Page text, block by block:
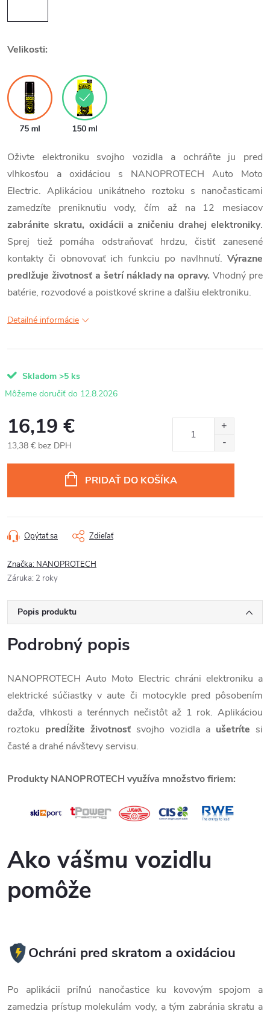
Velikosti:
Oživte elektroniku svojho vozidla a ochráňte ju pred
vlhkosťou a oxidáciou s NANOPROTECH Auto Moto
Electric. Aplikáciou unikátneho roztoku s nanočasticami
zamedzíte preniknutiu vody, čím až na 12 mesiacov
zabránite skratu, oxidácii a zničeniu drahej elektroniky.
Sprej tiež pomáha odstraňovať hrdzu, čistiť zanesené
kontakty či obnovovať ich funkciu po navlhnutí. Výrazne
predlžuje životnosť a šetrí náklady na opravy. Vhodný pre
batérie, rozvodové a poistkové skrine a ďalšiu elektroniku.
Detailné informácie
Skladom >5 ks
12.8.2026
16,19 €
13,38 € bez DPH
PRIDAŤ DO KOŠÍKA
Opýtať sa Zdieľať
Značka: NANOPROTECH
Záruka: 2 roky
Popis produktu
Podrobný popis
NANOPROTECH Auto Moto Electric chráni elektroniku a
elektrické súčiastky v aute či motocykle pred pôsobením
dažďa, vlhkosti a terénnych nečistôt až 1 rok. Aplikáciou
roztoku predĺžite životnosť svojho vozidla a ušetríte si
časté a drahé návštevy servisu.
Produkty NANOPROTECH využíva množstvo firiem:
Ako vášmu vozidlu
pomôže
Ochráni pred skratom a oxidáciou
Po aplikácii priľnú nanočastice ku kovovým spojom a
zamedzia prístup molekulám vody, a tým zabránia skratu a